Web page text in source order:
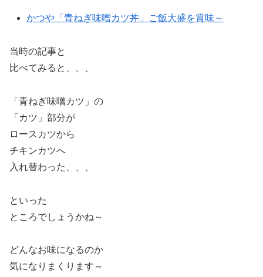
かつや「青ねぎ味噌カツ丼」ご飯大盛を賞味～
当時の記事と
比べてみると、、、
「青ねぎ味噌カツ」の
「カツ」部分が
ロースカツから
チキンカツへ
入れ替わった、、、
といった
ところでしょうかね～
どんなお味になるのか
気になりまくります～